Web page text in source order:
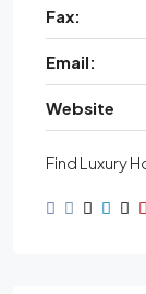
Fax:
Email:
Website
Find Luxury